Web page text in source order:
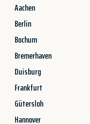
Aachen
Berlin
Bochum
Bremerhaven
Duisburg
Frankfurt
Gütersloh
Hannover